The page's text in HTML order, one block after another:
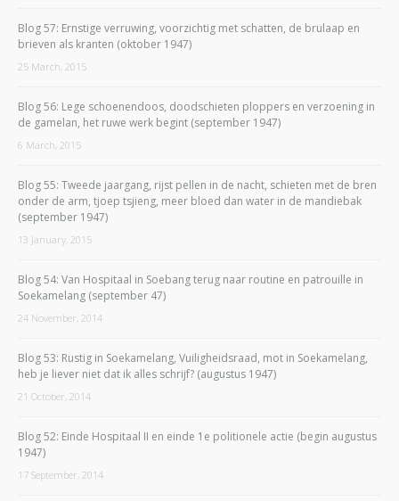
Blog 57: Ernstige verruwing, voorzichtig met schatten, de brulaap en
brieven als kranten (oktober 1947)
25 March, 2015
Blog 56: Lege schoenendoos, doodschieten ploppers en verzoening in
de gamelan, het ruwe werk begint (september 1947)
6 March, 2015
Blog 55: Tweede jaargang, rijst pellen in de nacht, schieten met de bren
onder de arm, tjoep tsjieng, meer bloed dan water in de mandiebak
(september 1947)
13 January, 2015
Blog 54: Van Hospitaal in Soebang terug naar routine en patrouille in
Soekamelang (september 47)
24 November, 2014
Blog 53: Rustig in Soekamelang, Vuiligheidsraad, mot in Soekamelang,
heb je liever niet dat ik alles schrijf? (augustus 1947)
21 October, 2014
Blog 52: Einde Hospitaal II en einde 1e politionele actie (begin augustus
1947)
17 September, 2014